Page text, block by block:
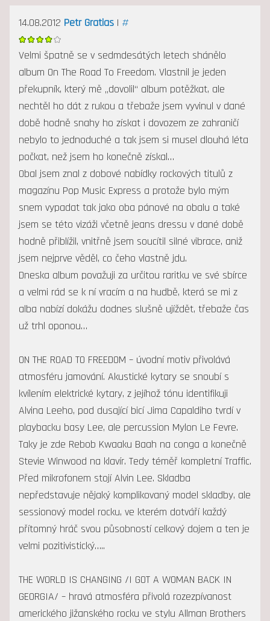
14.08.2012 Petr Gratias| #
Velmi špatně se v sedmdesátých letech shánělo
album On The Road To Freedom. Vlastnil je jeden
překupník, který mě „dovolil“ album potěžkat, ale
nechtěl ho dát z rukou a třebaže jsem vyvinul v dané
době hodně snahy ho získat i dovozem ze zahraničí
nebylo to jednoduché a tak jsem si musel dlouhá léta
počkat, než jsem ho konečně získal…
Obal jsem znal z dobové nabídky rockových titulů z
magazínu Pop Music Express a protože bylo mým
snem vypadat tak jako oba pánové na obalu a také
jsem se této vizáži včetně jeans dressu v dané době
hodně přiblížil, vnitřně jsem soucítil silné vibrace, aniž
jsem nejprve věděl, co čeho vlastně jdu.
Dneska album považuji za určitou raritku ve své sbírce
a velmi rád se k ní vracím a na hudbě, která se mi z
alba nabízí dokážu dodnes slušně ujíždět, třebaže čas
už trhl oponou…
ON THE ROAD TO FREEDOM – úvodní motiv přivolává
atmosféru jamování. Akustické kytary se snoubí s
kvílením elektrické kytary, z jejíhož tónu identifikuji
Alvina Leeho, pod dusající bicí Jima Capaldiho tvrdí v
playbacku basy Lee, ale percussion Mylon Le Fevre.
Taky je zde Rebob Kwaaku Baah na conga a konečně
Stevie Winwood na klavír. Tedy téměř kompletní Traffic.
Před mikrofonem stojí Alvin Lee. Skladba
nepředstavuje nějaký komplikovaný model skladby, ale
sessionový model rocku, ve kterém dotváří každý
přítomný hráč svou působností celkový dojem a ten je
velmi pozitivistický…..
THE WORLD IS CHANGING /I GOT A WOMAN BACK IN
GEORGIA/ – hravá atmosféra přivolá rozezpívanost
amerického jižanského rocku ve stylu Allman Brothers